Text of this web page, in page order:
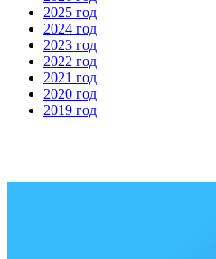
2025 год
2024 год
2023 год
2022 год
2021 год
2020 год
2019 год